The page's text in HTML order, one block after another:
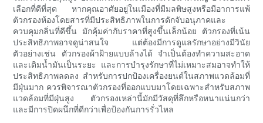
เลือกที่ดีที่สุด หากคุณอาศัยอยู่ในเมืองที่มีมลพิษสูงหรือมีอาการแพ้
ตัวกรองห้องโดยสารที่มีประสิทธิภาพในการดักจับอนุภาคและ
ควบคุมกลิ่นที่ดีขึ้น มักคุ้มค่ากับราคาที่สูงขึ้นเล็กน้อย ตัวกรองที่เน้น
ประสิทธิภาพอาจดูน่าสนใจ แต่ต้องมีการดูแลรักษาอย่างมีวินัย
ตัวอย่างเช่น ตัวกรองผ้าฝ้ายแบบล้างได้ จำเป็นต้องทำความสะอาด
และเติมน้ำมันเป็นระยะ และการบำรุงรักษาที่ไม่เหมาะสมอาจทำให้
ประสิทธิภาพลดลง สำหรับการปกป้องเครื่องยนต์ในสภาพแวดล้อมที่
มีฝุ่นมาก ควรพิจารณาตัวกรองที่ออกแบบมาโดยเฉพาะสำหรับสภาพ
แวดล้อมที่มีฝุ่นสูง ตัวกรองเหล่านี้มักมีวัสดุที่ลึกหรือหนาแน่นกว่า
และมีการปิดผนึกที่ดีกว่าเพื่อป้องกันการรั่วไหล